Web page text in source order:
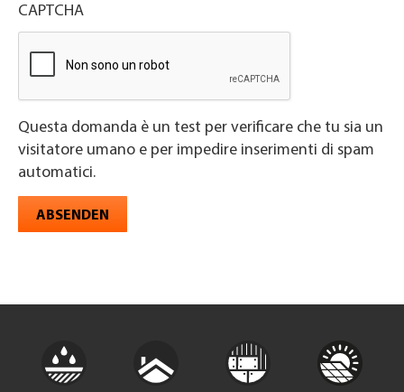
CAPTCHA
Questa domanda è un test per verificare che tu sia un
visitatore umano e per impedire inserimenti di spam
automatici.
ABSENDEN